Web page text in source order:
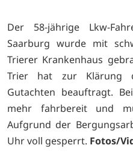
Der 58-jährige Lkw-
Saarburg wurde mit
Trierer Krankenhaus
Trier hat zur Klärung
Gutachten beauftragt.
mehr fahrbereit und
Aufgrund der
Uhr voll gesperrt. Fotos/